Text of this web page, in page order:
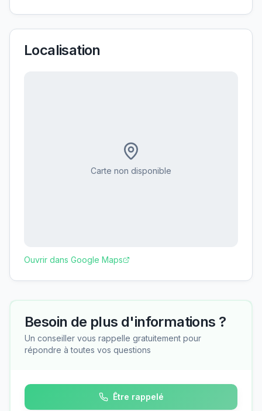
Localisation
Carte non disponible
Ouvrir dans Google Maps
Besoin de plus d'informations ?
Un conseiller vous rappelle gratuitement pour
répondre à toutes vos questions
Être rappelé